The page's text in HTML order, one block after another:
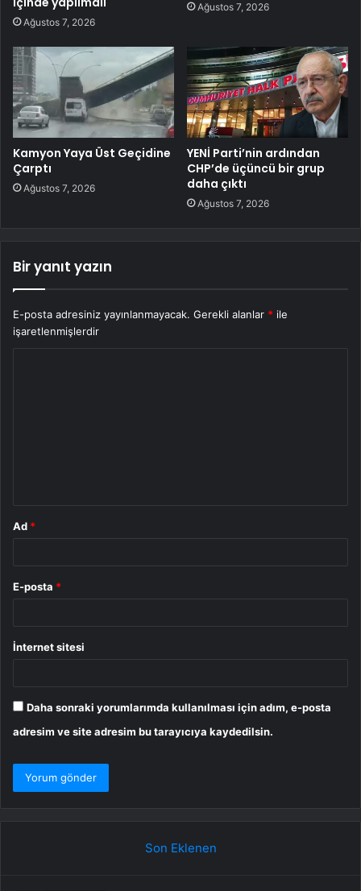
Ağustos 7, 2026
Ağustos 7, 2026
Kamyon Yaya Üst Geçidine
Çarptı
Ağustos 7, 2026
YENİ Parti’nin ardından
CHP’de üçüncü bir grup
daha çıktı
Ağustos 7, 2026
Bir yanıt yazın
E-posta adresiniz yayınlanmayacak. Gerekli alanlar * ile
işaretlenmişlerdir
Ad *
E-posta *
İnternet sitesi
Daha sonraki yorumlarımda kullanılması için adım, e-posta
adresim ve site adresim bu tarayıcıya kaydedilsin.
Son Eklenen